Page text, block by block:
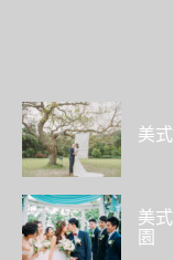
美
美
園